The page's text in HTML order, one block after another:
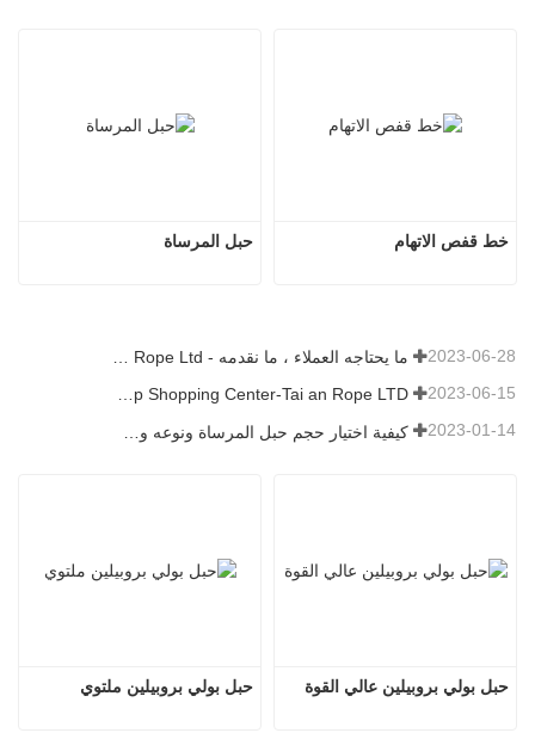
حبل المرساة خط قفص الاتهام
2023-06-28
Rope Factory-One Stop Shopping Center-Tai an Rope LTD 2023-06-15
2023-01-14
حبل بولي بروبيلين ملتوي حبل بولي بروبيلين عالي القوة